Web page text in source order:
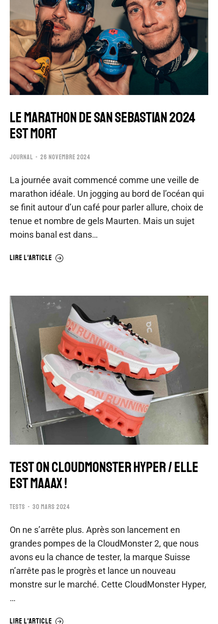
LE MARATHON DE SAN SEBASTIAN 2024
EST MORT
JOURNAL 26 NOVEMBRE 2024
La journée avait commencé comme une veille de
marathon idéale. Un jogging au bord de l’océan qui
se finit autour d’un café pour parler allure, choix de
tenue et nombre de gels Maurten. Mais un sujet
moins banal est dans…
LIRE L'ARTICLE
TEST ON CLOUDMONSTER HYPER / ELLE
EST MAAAX !
TESTS 30 MARS 2024
On ne s’arrête plus. Après son lancement en
grandes pompes de la CloudMonster 2, que nous
avons eu la chance de tester, la marque Suisse
n’arrête pas le progrès et lance un nouveau
monstre sur le marché. Cette CloudMonster Hyper,
…
LIRE L'ARTICLE